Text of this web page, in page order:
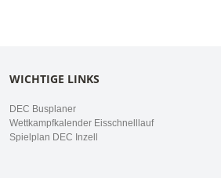
WICHTIGE LINKS
DEC Busplaner
Wettkampfkalender Eisschnelllauf
Spielplan DEC Inzell